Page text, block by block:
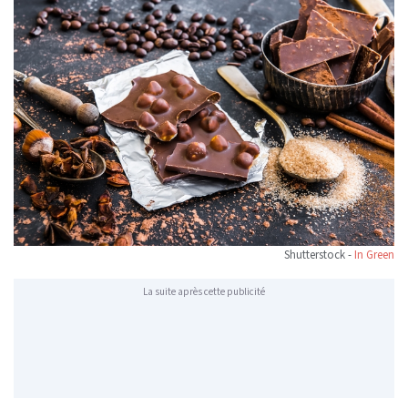
Shutterstock - In Green
La suite après cette publicité